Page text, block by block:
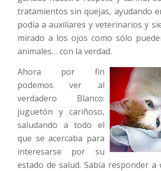
tratamientos sin quejas, ayudando
podía a auxiliares y veterinarios y
mirado a los ojos como sólo
animales… con la verdad.
Ahora por fin
podemos ver al
verdadero Blanco:
juguetón y cariñoso,
saludando a todo el
que se acercaba para
interesarse por su
estado de salud. Sabía responder a